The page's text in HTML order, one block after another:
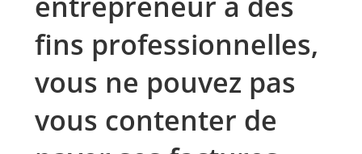
fins professionnelles,
vous ne pouvez pas
vous contenter de